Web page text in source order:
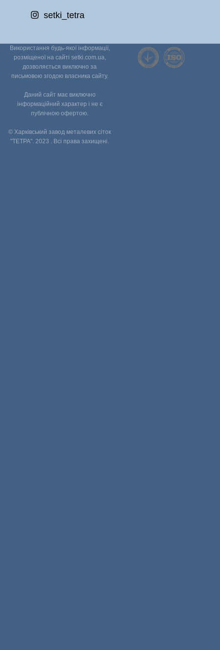
setki_tetra
Використання будь-якої інформації,
розміщеної на сайті setki.com.ua,
дозволяється виключно за
письмовою згодою власника сайту.
Даний сайт має виключно
інформаційний характер і не є
публічною офертою.
© Харківський завод металевих сіток
"ТЕТРА". 2023 . Всі права захищені.